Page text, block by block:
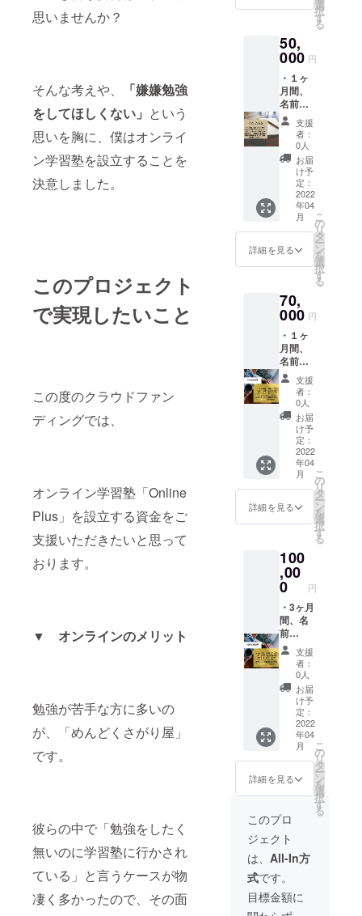
思いませんか？
そんな考えや、
「嫌嫌勉強
をしてほしくない」 という
思いを胸に、僕はオンライ
ン学習塾を設立することを
決意しました。
このプロジェクト
で実現したいこと
この度のクラウドファン
ディングでは、
オンライン学習塾「Online
Plus」を設立する資金をご
支援いただきたいと思って
おります。
▼ オンラインのメリット
勉強が苦手な方に多いの
が、「めんどくさがり屋」
です。
彼らの中で「勉強をしたく
無いのに学習塾に行かされ
ている」と言うケースが物
凄く多かったので、その面
勉強法
をまと
めた
PDFを
お渡し
しま
す。 ※
解決策
をまと
めた
PDF（2
000文
字〜
3000文
字程
度） 利
用した
強法を
まとめ
PDF（2
000文字
程度）
選
択
す
る
50,
000 円
・１ヶ
月間、
名前
（ニッ
クネー
ム可）
と会社
やSNS
のURL
をコー
ポレー
トサイ
トに掲
載させ
て頂き
した参
考書や
各教科
の勉強
法をま
とめた
PDFを
お渡し
しま
す。
※「利用
した参
考書や
各教科
の勉強
法」に
関する
で作成
されて
おりま
す。」
※支援
時、必
ず備考
欄にご
希望の
お名前
と掲載
する
URLを
ご記入
くださ
い。
支援
者：
0人
お届
け予
定：
2022
年04
月
詳細を見る
こ
の
リ
タ
ー
ン
を
選
択
す
る
70,
000 円
・１ヶ
月間、
名前
（ニッ
クネー
ム可）
会社や
SNSの
URLを
コーポ
レート
サイト
とラン
ディン
グペー
ジの2サ
掲載さ
せて頂
きま
す。 ※
支援
時、必
ず備考
欄にご
希望の
お名前
と掲載
する
URLを
ご記入
くださ
い。
支援
者：
0人
お届
け予
定：
2022
年04
月
詳細を見る
こ
の
リ
タ
ー
ン
を
選
択
す
る
100
,00
0 円
・3ヶ月
間、名
前
（ニッ
クネー
ム可）
会社や
SNSの
URLを
コーポ
レート
サイト
とラン
ディン
グペー
ジの2サ
イトで
掲載さ
せて頂
きま
す。 ※
支援
時、必
ず備考
支援
者：
0人
お届
け予
定：
2022
年04
月
詳細を見る
こ
の
リ
タ
ー
ン
を
選
択
す
る
このプロ
ジェクト
は、 All-In方
式です。
目標金額に